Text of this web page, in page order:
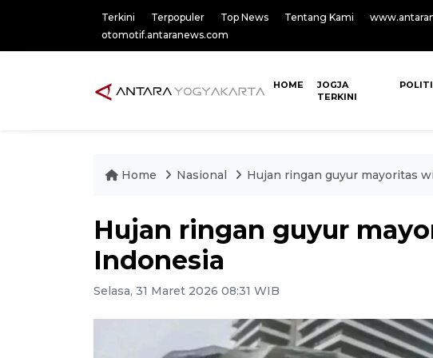
Terkini Terpopuler Top News Tentang Kami
otomotif.antaranews.com
HOME
JOGJA
TERKINI
Home Nasional Hujan ringan guyur mayoritas
Hujan ringan guyur
Indonesia
Selasa, 31 Maret 2026 08:31 WIB